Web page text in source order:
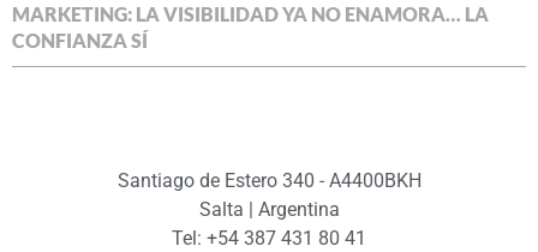
MARKETING: LA VISIBILIDAD YA NO ENAMORA… LA
CONFIANZA SÍ
Santiago de Estero 340 - A4400BKH
Salta | Argentina
Tel: +54 387 431 80 41